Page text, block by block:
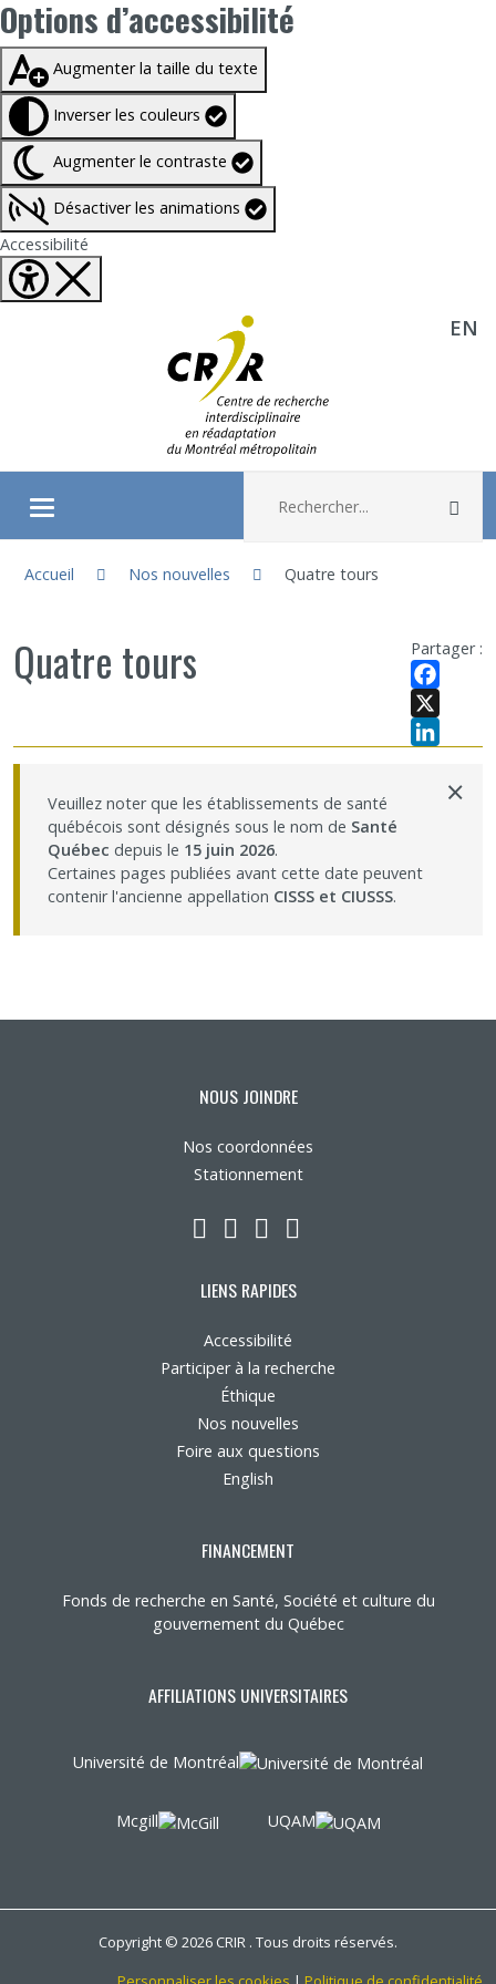
Options d’accessibilité
Taille du texte à100%
Augmenter la taille du texte
Inverser les couleurs
Augmenter le contraste
Désactiver les animations
Accessibilité
Aller directement au contenu EN
Ouvrir/fermer le menu
À propos
Partageons nos savoirs
Emplois et stages
Nous joindre
Accueil
Nos nouvelles Quatre tours
Partager :
Facebook
X
Quatre tours
Veuillez noter que les établissements de santé
québécois sont désignés sous le nom de Santé
Québec depuis le 15 juin 2026.
Certaines pages publiées avant cette date peuvent
contenir l'ancienne appellation CISSS et CIUSSS.
×
NOUS JOINDRE
Nos coordonnées
Stationnement
LinkedIn
YouTube
Twitter
LIENS RAPIDES
Accessibilité
Participer à la recherche
Éthique
Nos nouvelles
Foire aux questions
English
FINANCEMENT
Fonds de recherche en Santé, Société et culture du
gouvernement du Québec
AFFILIATIONS UNIVERSITAIRES
Université de Montréal
Mcgill UQAM
Copyright © 2026 CRIR . Tous droits réservés.